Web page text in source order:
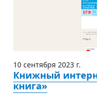
10 сентября 2023 г.
Книжный
книга»